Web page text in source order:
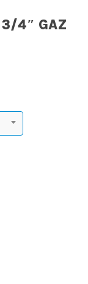
3/4″ GAZ